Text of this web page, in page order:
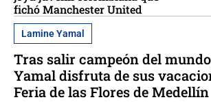
fichó Manchester United
Lamine Yamal
Tras salir campeón del
Yamal disfruta de sus
Feria de las Flores de Medellín